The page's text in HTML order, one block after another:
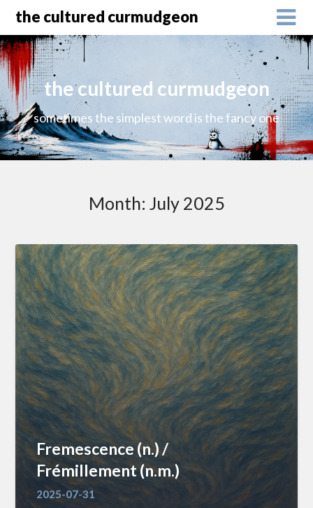
the cultured curmudgeon
the cultured curmudgeon
sometimes the simplest word is the fancy one
Month: July 2025
Fremescence (n.) /
Frémillement (n.m.)
2025-07-31